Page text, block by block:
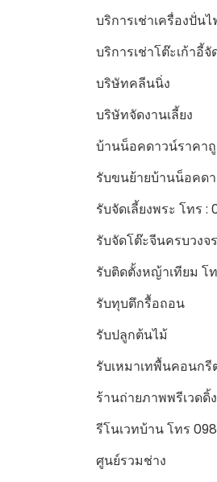
บริการเช่าเครื่องปั่น
บริการเช่าโต๊ะเก้าอี้จั
บริษัทคลีนนิ่ง
บริษัทจัดงานเลี้ยง
บ้านน็อคดาวน์ราคา
รับขนย้ายบ้านน็อคด
รับจัดเลี้ยงพระ โทร :
รับจัดโต๊ะจีนครบวงจร
รับติดตั้งหญ้าเทียม โ
รับทุบตึกรื้อถอน
รับปลูกต้นไม้
รับเหมาเทพื้นคอนกรี
ร้านถ่ายภาพพรีเวดดิ้ง
รีโนเวทบ้าน โทร
ศูนย์รวมช่าง